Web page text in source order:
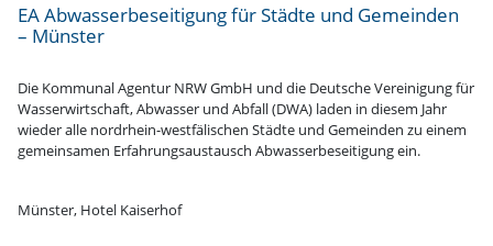
EA Abwas­ser­be­sei­tigung für Städte und Gemeinden
– Münster
Die Kommunal Agentur NRW GmbH und die Deutsche Verei­nigung für
Wasser­wirt­schaft, Abwasser und Abfall (DWA) laden in diesem Jahr
wieder alle nordrhein-westfä­li­schen Städte und Gemeinden zu einem
gemein­samen Erfah­rungs­aus­tausch Abwas­ser­be­sei­tigung ein.
Münster, Hotel Kaiserhof